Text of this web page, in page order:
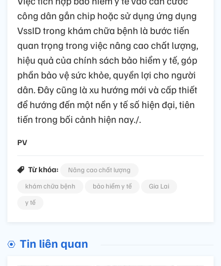
công dân gắn chip hoặc sử dụng ứng dụng
VssID trong khám chữa bệnh là bước tiến
quan trọng trong việc nâng cao chất lượng,
hiệu quả của chính sách bảo hiểm y tế, góp
phần bảo vệ sức khỏe, quyền lợi cho người
dân. Đây cũng là xu hướng mới và cấp thiết
để hướng đến một nền y tế số hiện đại, tiên
tiến trong bối cảnh hiện nay./.
PV
Từ khóa:
Nâng cao chất lượng
khám chữa bệnh
bảo hiểm y tế
Gia Lai
y tế
Tin liên quan